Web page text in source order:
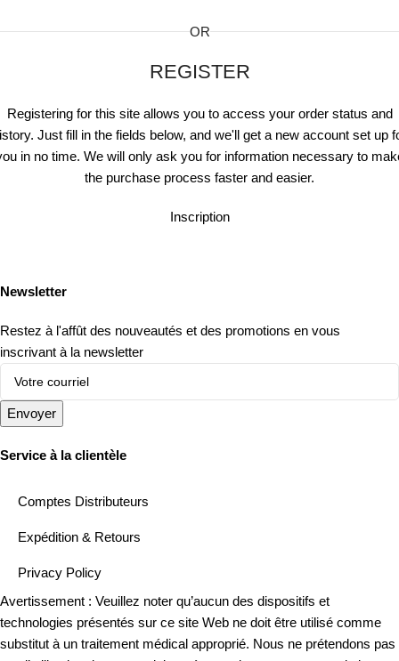
OR
REGISTER
Registering for this site allows you to access your order status and
Just fill in the fields below, and we'll get a new account set up
in no time. We will only ask you for information necessary to
the purchase process faster and easier.
Inscription
Newsletter
Restez à l'affût des nouveautés et des promotions en vous
inscrivant à la newsletter
Envoyer
Service à la clientèle
Comptes Distributeurs
Expédition & Retours
Privacy Policy
Avertissement : Veuillez noter qu’aucun des dispositifs et
technologies présentés sur ce site Web ne doit être utilisé comme
substitut à un traitement médical approprié. Nous ne prétendons pas